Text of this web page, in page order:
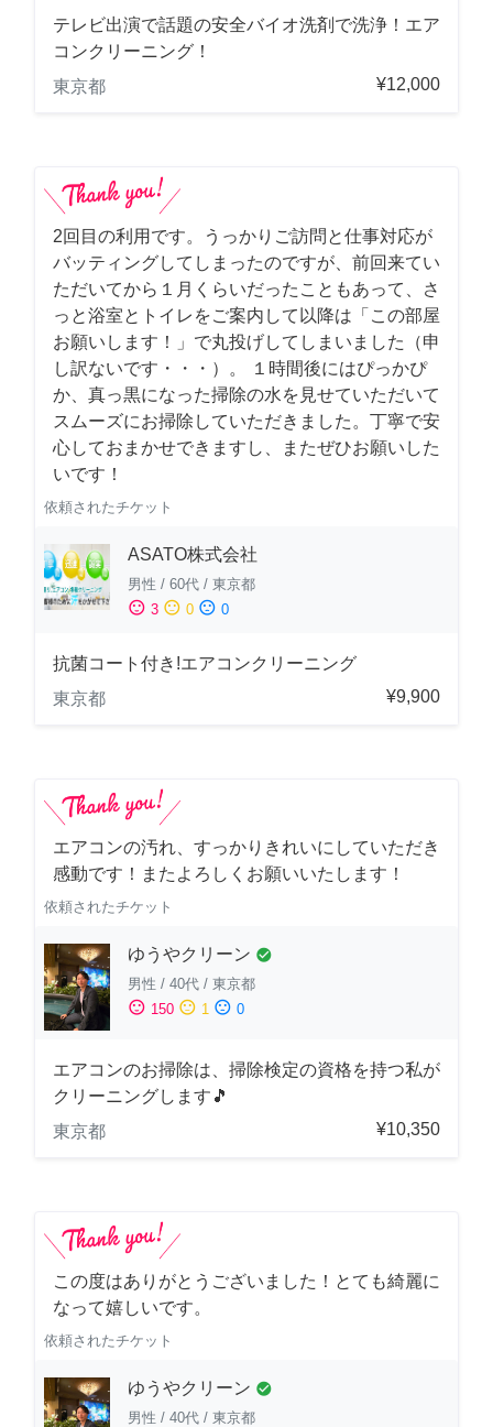
テレビ出演で話題の安全バイオ洗剤で洗浄！エア
コンクリーニング！
東京都
¥12,000
2回目の利用です。うっかりご訪問と仕事対応が
バッティングしてしまったのですが、前回来てい
ただいてから１月くらいだったこともあって、さ
っと浴室とトイレをご案内して以降は「この部屋
お願いします！」で丸投げしてしまいました（申
し訳ないです・・・）。 １時間後にはぴっかぴ
か、真っ黒になった掃除の水を見せていただいて
スムーズにお掃除していただきました。丁寧で安
心しておまかせできますし、またぜひお願いした
いです！
依頼されたチケット
ASATO株式会社
男性 / 60代 / 東京都
sentiment_satisfied 3 sentiment_neutral 0 sentiment_dissatisfied 0
抗菌コート付き!エアコンクリーニング
東京都
¥9,900
エアコンの汚れ、すっかりきれいにしていただき
感動です！またよろしくお願いいたします！
依頼されたチケット
ゆうやクリーン check_circle
男性 / 40代 / 東京都
sentiment_satisfied 150 sentiment_neutral 1 sentiment_dissatisfied 0
エアコンのお掃除は、掃除検定の資格を持つ私が
クリーニングします🎵
東京都
¥10,350
この度はありがとうございました！とても綺麗に
なって嬉しいです。
依頼されたチケット
ゆうやクリーン check_circle
男性 / 40代 / 東京都